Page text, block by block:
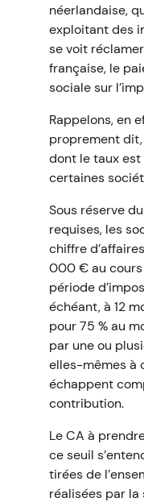
néerlandaise,
exploitant des
se voit
française, le
sociale sur
Rappelons, en
proprement
dont le taux est
certaines
Sous réserve
requises, les
chiffre
000 € au cours
période
échéant, à 12
pour 75 % au
par une ou
elles-mêmes à
échappent
contribution.
Le CA à
ce seuil
tirées de
réalisées par